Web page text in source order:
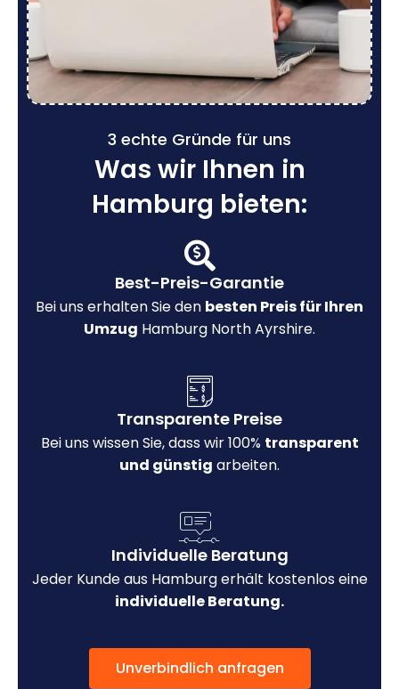
3 echte Gründe für uns
Was wir Ihnen in
Hamburg bieten:
Best-Preis-Garantie
Bei uns erhalten Sie den besten Preis für Ihren
Umzug Hamburg North Ayrshire.
Transparente Preise
Bei uns wissen Sie, dass wir 100% transparent
und günstig arbeiten.
Individuelle Beratung
Jeder Kunde aus Hamburg erhält kostenlos eine
individuelle Beratung.
Unverbindlich anfragen